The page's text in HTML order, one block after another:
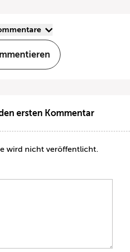
ersten Kommentar
wird nicht veröffentlicht.